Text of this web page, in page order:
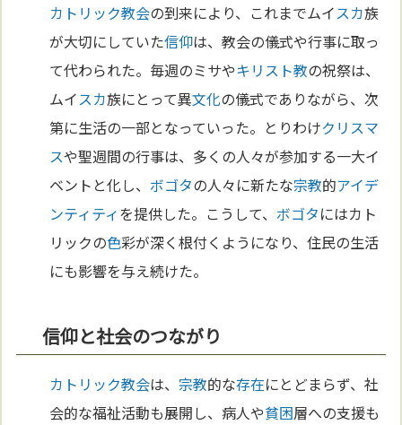
カトリック教会の到来により、これまでムイスカ族
が大切にしていた信仰は、教会の儀式や行事に取っ
て代わられた。毎週のミサやキリスト教の祝祭は、
ムイスカ族にとって異文化の儀式でありながら、次
第に生活の一部となっていった。とりわけクリスマ
スや聖週間の行事は、多くの人々が参加する一大イ
ベントと化し、 ボゴタの人々に新たな宗教的アイデ
ンティティを提供した。こうして、 ボゴタにはカト
リックの色彩が深く根付くようになり、住民の生活
にも影響を与え続けた。
信仰と社会のつながり
カトリック教会は、 宗教的な存在にとどまらず、社
会的な福祉活動も展開し、病人や貧困層への支援も